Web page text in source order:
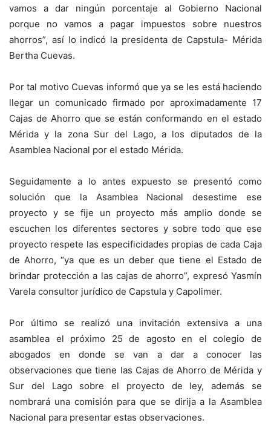
vamos a dar ningún porcentaje al Gobierno Nacional
porque no vamos a pagar impuestos sobre nuestros
ahorros”, así lo indicó la presidenta de Capstula- Mérida
Bertha Cuevas.
Por tal motivo Cuevas informó que ya se les está haciendo
llegar un comunicado firmado por aproximadamente 17
Cajas de Ahorro que se están conformando en el estado
Mérida y la zona Sur del Lago, a los diputados de la
Asamblea Nacional por el estado Mérida.
Seguidamente a lo antes expuesto se presentó como
solución que la Asamblea Nacional desestime ese
proyecto y se fije un proyecto más amplio donde se
escuchen los diferentes sectores y sobre todo que ese
proyecto respete las especificidades propias de cada Caja
de Ahorro, “ya que es un deber que tiene el Estado de
brindar protección a las cajas de ahorro”, expresó Yasmín
Varela consultor jurídico de Capstula y Capolimer.
Por último se realizó una invitación extensiva a una
asamblea el próximo 25 de agosto en el colegio de
abogados en donde se van a dar a conocer las
observaciones que tiene las Cajas de Ahorro de Mérida y
Sur del Lago sobre el proyecto de ley, además se
nombrará una comisión para que se dirija a la Asamblea
Nacional para presentar estas observaciones.